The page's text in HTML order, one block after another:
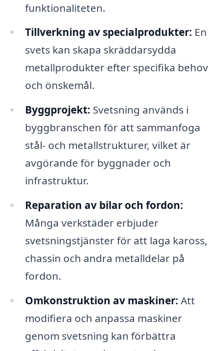
funktionaliteten.
Tillverkning av specialprodukter: En
svets kan skapa skräddarsydda
metallprodukter efter specifika behov
och önskemål.
Byggprojekt: Svetsning används i
byggbranschen för att sammanfoga
stål- och metallstrukturer, vilket är
avgörande för byggnader och
infrastruktur.
Reparation av bilar och fordon:
Många verkstäder erbjuder
svetsningstjänster för att laga kaross,
chassin och andra metalldelar på
fordon.
Omkonstruktion av maskiner: Att
modifiera och anpassa maskiner
genom svetsning kan förbättra